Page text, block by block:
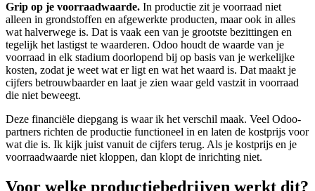
Grip op je voorraadwaarde. In productie zit je voorraad niet
alleen in grondstoffen en afgewerkte producten, maar ook in alles
wat halverwege is. Dat is vaak een van je grootste bezittingen en
tegelijk het lastigst te waarderen. Odoo houdt de waarde van je
voorraad in elk stadium doorlopend bij op basis van je werkelijke
kosten, zodat je weet wat er ligt en wat het waard is. Dat maakt je
cijfers betrouwbaarder en laat je zien waar geld vastzit in voorraad
die niet beweegt.
Deze financiële diepgang is waar ik het verschil maak. Veel Odoo-
partners richten de productie functioneel in en laten de kostprijs voor
wat die is. Ik kijk juist vanuit de cijfers terug. Als je kostprijs en je
voorraadwaarde niet kloppen, dan klopt de inrichting niet.
Voor welke productiebedrijven werkt dit?